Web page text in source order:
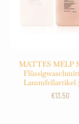
MATTES MELP
Lammfellartikel
€13,50